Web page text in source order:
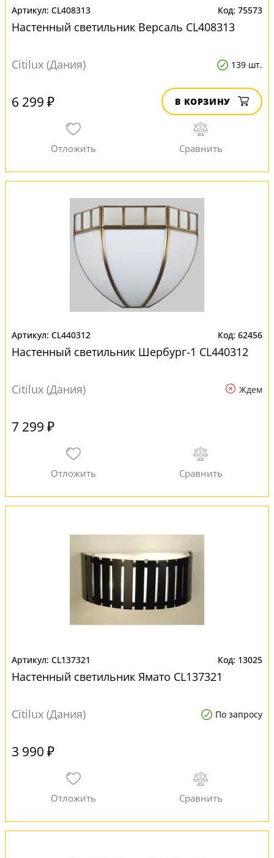
CL408313 75573
Настенный светильник Версаль CL408313
Citilux (Дания) 139 шт.
6 299 ₽ В КОРЗИНУ
CL440312 62456
Настенный светильник Шербург-1 CL440312
Citilux (Дания) Ждем
7 299 ₽
CL137321 13025
Настенный светильник Ямато CL137321
Citilux (Дания) По запросу
3 990 ₽